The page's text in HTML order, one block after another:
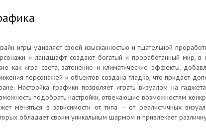
игры удивляет своей изысканностью и тщательной
и ландшафт создают богатый и проработанный мир, в
как игра света, затенение и климатические эффекты,
персонажей и объектов создана гладко, что придаёт
Настройка графики позволяет играть визуалом на
подобрать настройки, отвечающие возможностям
меняться в зависимости от типа – от реалистичных
обладает своим уникальным шармом и привлекает